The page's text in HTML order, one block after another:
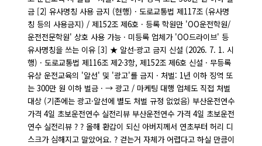
금 [2] 유사명칭 사용 금지 (현행) · 도로교통법 제117조 (유사명
칭 등의 사용금지) / 제152조 제6호 · 등록 학원만 'OO운전학원/
운전전문학원' 상호 사용 가능 · 미등록 업체가 'OO드라이브' 등
유사명칭을 쓰는 이유 [3] ★ 알선·광고 금지 신설 (2026. 7. 1. 시
행) · 도로교통법 제116조 제2·3항, 제152조 제6호 신설 · 무등록
유상 운전교육의 '알선' 및 '광고'를 금지 · 처벌: 1년 이하 징역 또
는 300만 원 이하 벌금 · → 광고 / 마케팅 대행 업체도 직접 처벌
대상 (기존에는 광고·알선에 별도 처벌 규정 없었음) 부산운전연수
가격 4일 초보운전연수 실전리뷰 부산운전연수 가격 4일 초보운전
연수 실전리뷰 ? ? 올해 환갑이 되신 아버지께서 연초부터 허리 디
스크가 심해지고 말았어요. ? 걷는거 자체가 어렵다고 하실 만큼이